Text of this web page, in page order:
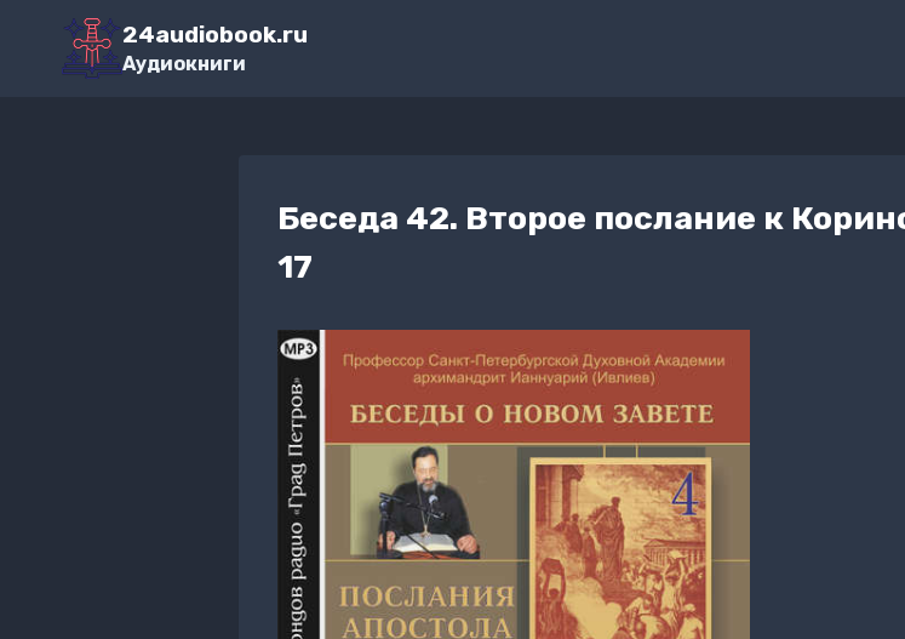
Перейти
содержимому
24audiobook.ru
Аудиокниги
Беседа 42. Второе послание к
17